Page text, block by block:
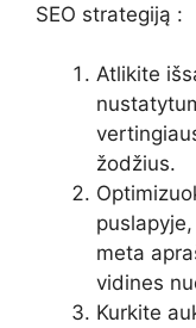
SEO strategiją :
Atlikite
žodžius.
meta
vidines
Kurkite